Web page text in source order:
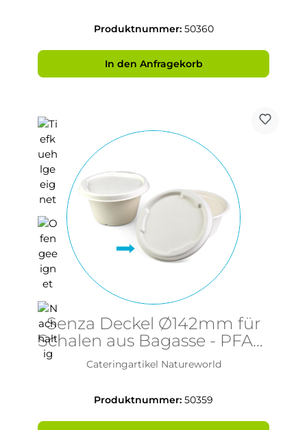
Produktnummer: 50360
In den Anfragekorb
Senza Deckel Ø142mm für
Schalen aus Bagasse - PFAS-
frei & nachhaltig
Cateringartikel Natureworld
Produktnummer: 50359